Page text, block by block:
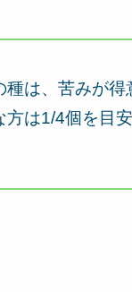
種は、苦みが得
方は1/4個を目